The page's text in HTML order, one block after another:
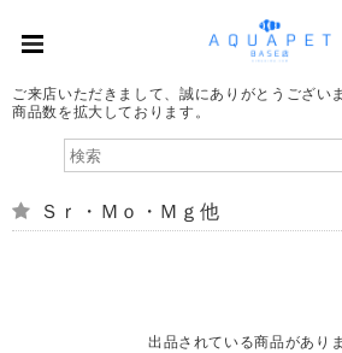
ご来店いただきまして、誠にありがとうござい
商品数を拡大しております。
Ｓｒ・Ｍｏ・Ｍｇ他
出品されている商品があり